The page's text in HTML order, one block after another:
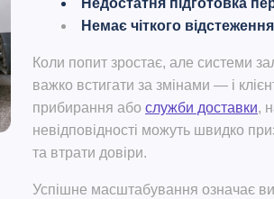
Недостатня підготовка
Немає чіткого
Коли попит зростає, але системи
важко встигати за змінами — і
прибирання або служби доставки,
невідповідності можуть швидко
та втрати довіри.
Успішне масштабування означає